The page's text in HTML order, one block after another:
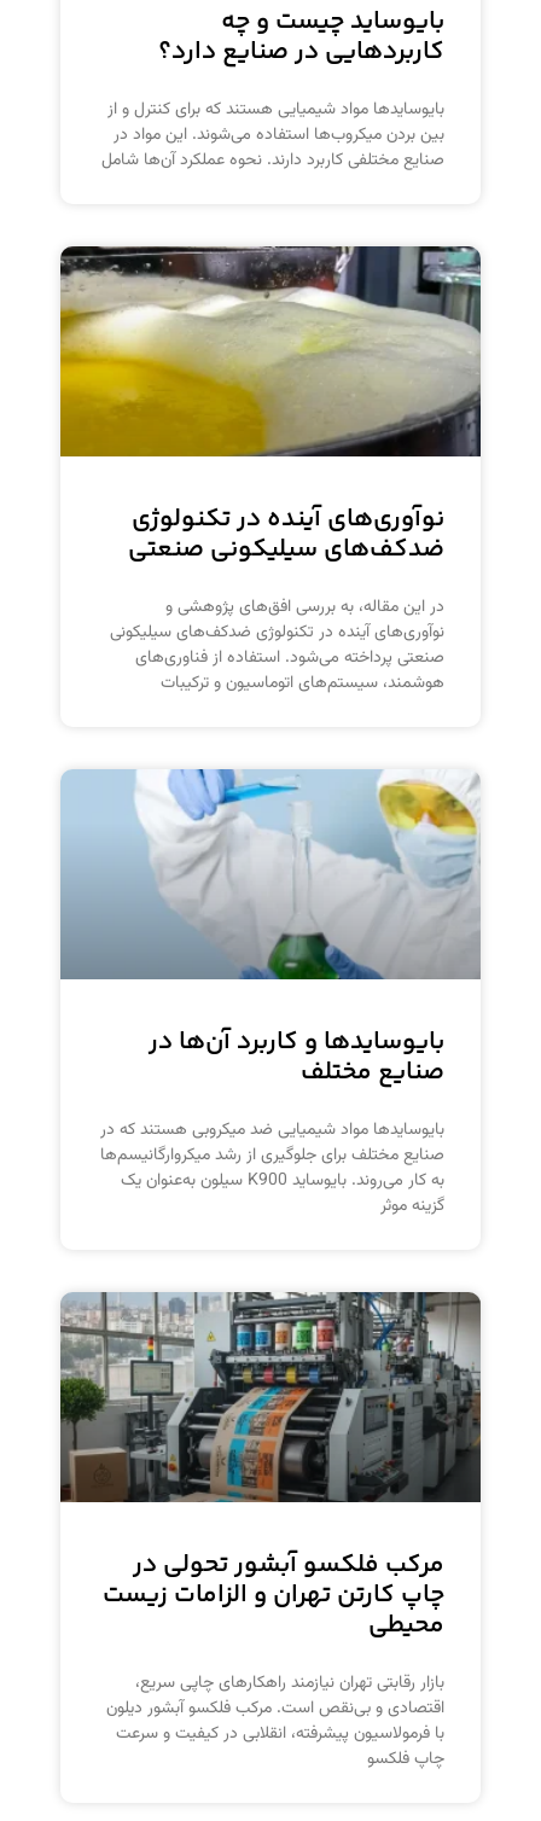
بایوساید چیست و چه
کاربردهایی در صنایع دارد؟
بایوسایدها مواد شیمیایی هستند که برای کنترل و از
بین بردن میکروب‌ها استفاده می‌شوند. این مواد در
صنایع مختلفی کاربرد دارند. نحوه عملکرد آن‌ها شامل
نوآوری‌های آینده در تکنولوژی
ضدکف‌های سیلیکونی صنعتی
در این مقاله، به بررسی افق‌های پژوهشی و
نوآوری‌های آینده در تکنولوژی ضدکف‌های سیلیکونی
صنعتی پرداخته می‌شود. استفاده از فناوری‌های
هوشمند، سیستم‌های اتوماسیون و ترکیبات
بایوسایدها و کاربرد آن‌ها در
صنایع مختلف
بایوسایدها مواد شیمیایی ضد میکروبی هستند که در
صنایع مختلف برای جلوگیری از رشد میکروارگانیسم‌ها
به کار می‌روند. بایوساید K900 سیلون به‌عنوان یک
گزینه موثر
مرکب فلکسو آبشور تحولی در
چاپ کارتن تهران و الزامات زیست
محیطی
بازار رقابتی تهران نیازمند راهکارهای چاپی سریع،
اقتصادی و بی‌نقص است. مرکب فلکسو آبشور دیلون
با فرمولاسیون پیشرفته، انقلابی در کیفیت و سرعت
چاپ فلکسو